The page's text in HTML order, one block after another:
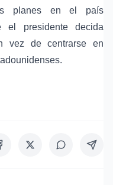
planes en el país
el presidente decida
vez de centrarse en